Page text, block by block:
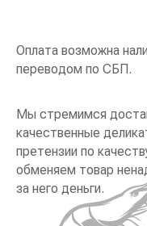
Оплата возможна
переводом по СБП.
Мы стремимся
качественные
претензии по
обменяем товар
за него деньги.